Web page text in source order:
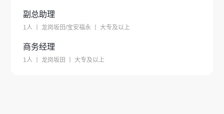
副总助理
1人 丨 龙岗坂田/宝安福永 丨 大专及以上
商务经理
1人 丨 龙岗坂田 丨 大专及以上